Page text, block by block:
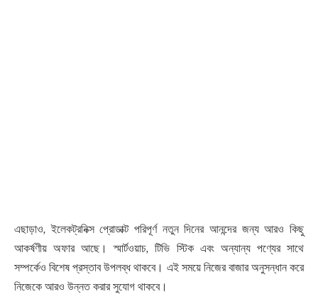
এছাড়াও, ইলেকট্রনিক্স প্রোডাক্ট পরিপূর্ণ নতুন দিনের আনন্দের জন্য আরও কিছু
আকর্ষণীয় অফার আছে। স্মার্টওয়াচ, টিভি স্টিক এবং অন্যান্য পণ্যের সাথে
সম্পর্কেও বিশেষ প্রস্তাব উপলব্ধ থাকবে। এই সময়ে নিজের বাজার অনুসন্ধান করে
নিজেকে আরও উন্নত করার সুযোগ থাকবে।